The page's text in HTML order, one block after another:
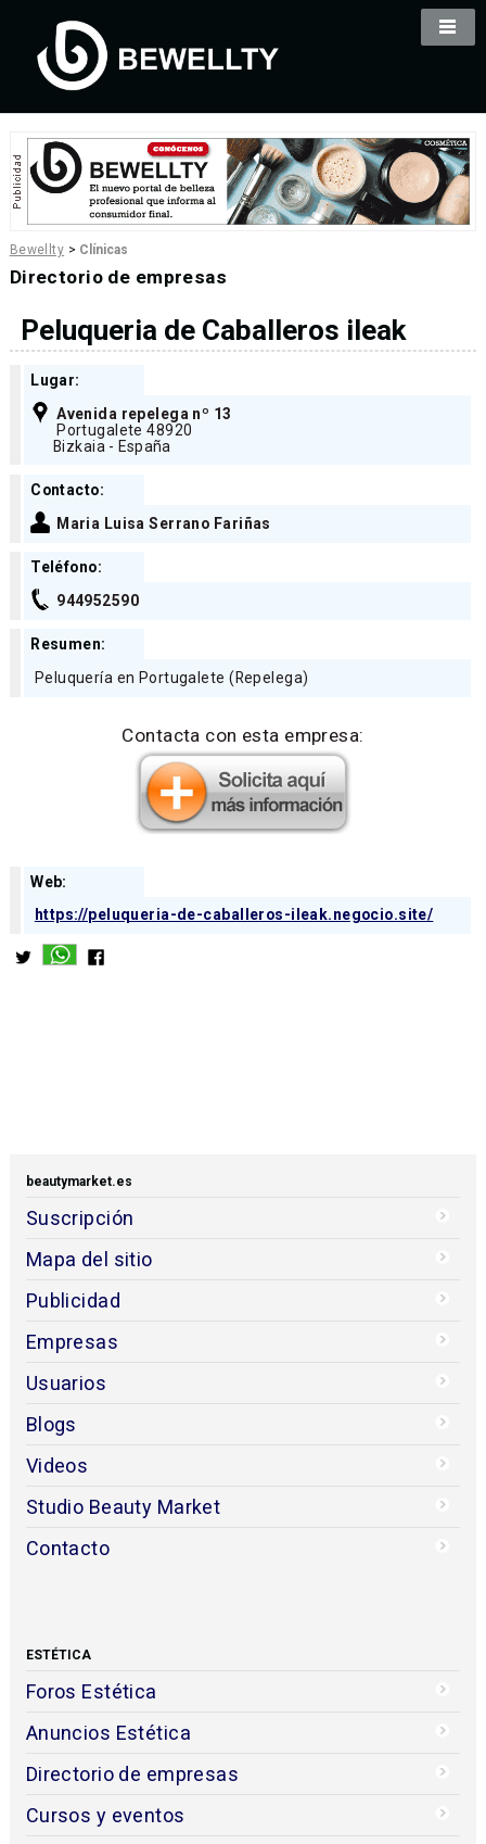
Bewellty > Clínicas
Directorio de empresas
Peluqueria de Caballeros ileak
Lugar:
Avenida repelega nº 13
Portugalete 48920
Bizkaia - España
Contacto:
Maria Luisa Serrano Fariñas
Teléfono:
944952590
Resumen:
Peluquería en Portugalete (Repelega)
Contacta con esta empresa:
Web:
https://peluqueria-de-caballeros-ileak.negocio.site/
beautymarket.es
Suscripción
Mapa del sitio
Publicidad
Empresas
Usuarios
Blogs
Videos
Studio Beauty Market
Contacto
ESTÉTICA
Foros Estética
Anuncios Estética
Directorio de empresas
Cursos y eventos